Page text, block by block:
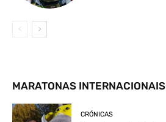
MARATONAS INTERNACIONAIS
CRÓNICAS